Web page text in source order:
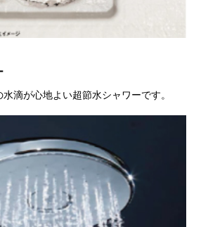
滴が心地よい超節水シャワーです。